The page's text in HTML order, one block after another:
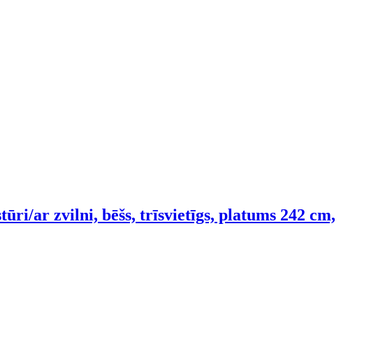
ar zvilni, bēšs, trīsvietīgs, platums 242 cm,